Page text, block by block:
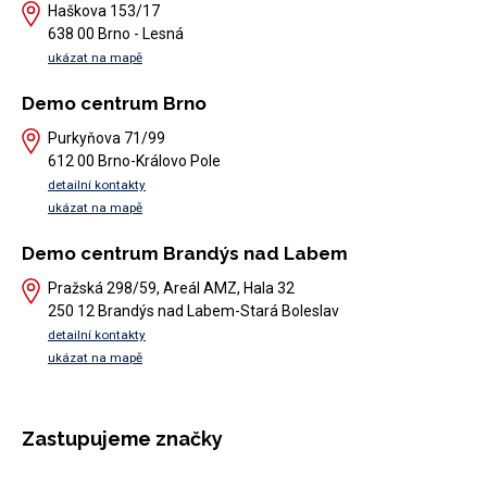
Haškova 153/17
638 00 Brno - Lesná
ukázat na mapě
Demo centrum Brno
Purkyňova 71/99
612 00 Brno-Královo Pole
detailní kontakty
ukázat na mapě
Demo centrum Brandýs nad Labem
Pražská 298/59, Areál AMZ, Hala 32
250 12 Brandýs nad Labem-Stará Boleslav
detailní kontakty
ukázat na mapě
Zastupujeme značky